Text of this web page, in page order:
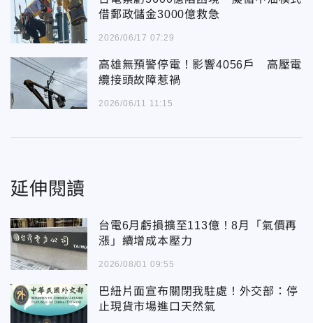
借郵政儲金3000億救急
2026/06/17 07:29
高雄無預警停電！影響4056戶 高壓電
纜接頭故障惹禍
2026/06/11 11:15
延伸閱讀
台電6月虧損擴至113億！8月「氣價再
漲」續增成本壓力
2026/08/01 09:55
巴紐片面宣布關閉我駐處！外交部：停
止現貨市場進口天然氣